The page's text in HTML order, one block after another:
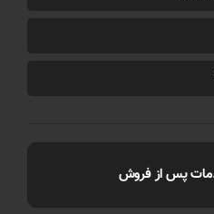
پس از فروش